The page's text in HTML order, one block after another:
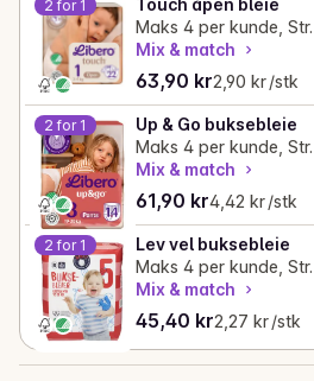
2 for 1
Touch åpen bleie
Maks 4 per kunde,
Mix & match
63,90 kr
Gjeldende pris er:
2,90 kr /stk
Stykkpris: 2,90 kr /stk
2 for 1
Up & Go buksebleie
Mix & match
61,90 kr
Gjeldende pris er:
4,42 kr /stk
Stykkpris: 4,42 kr /
2 for 1
Lev vel buksebleie
Maks 4 per kunde,
Mix & match
45,40 kr
Gjeldende pris er:
2,27 kr /stk
Stykkpris: 2,27 kr /